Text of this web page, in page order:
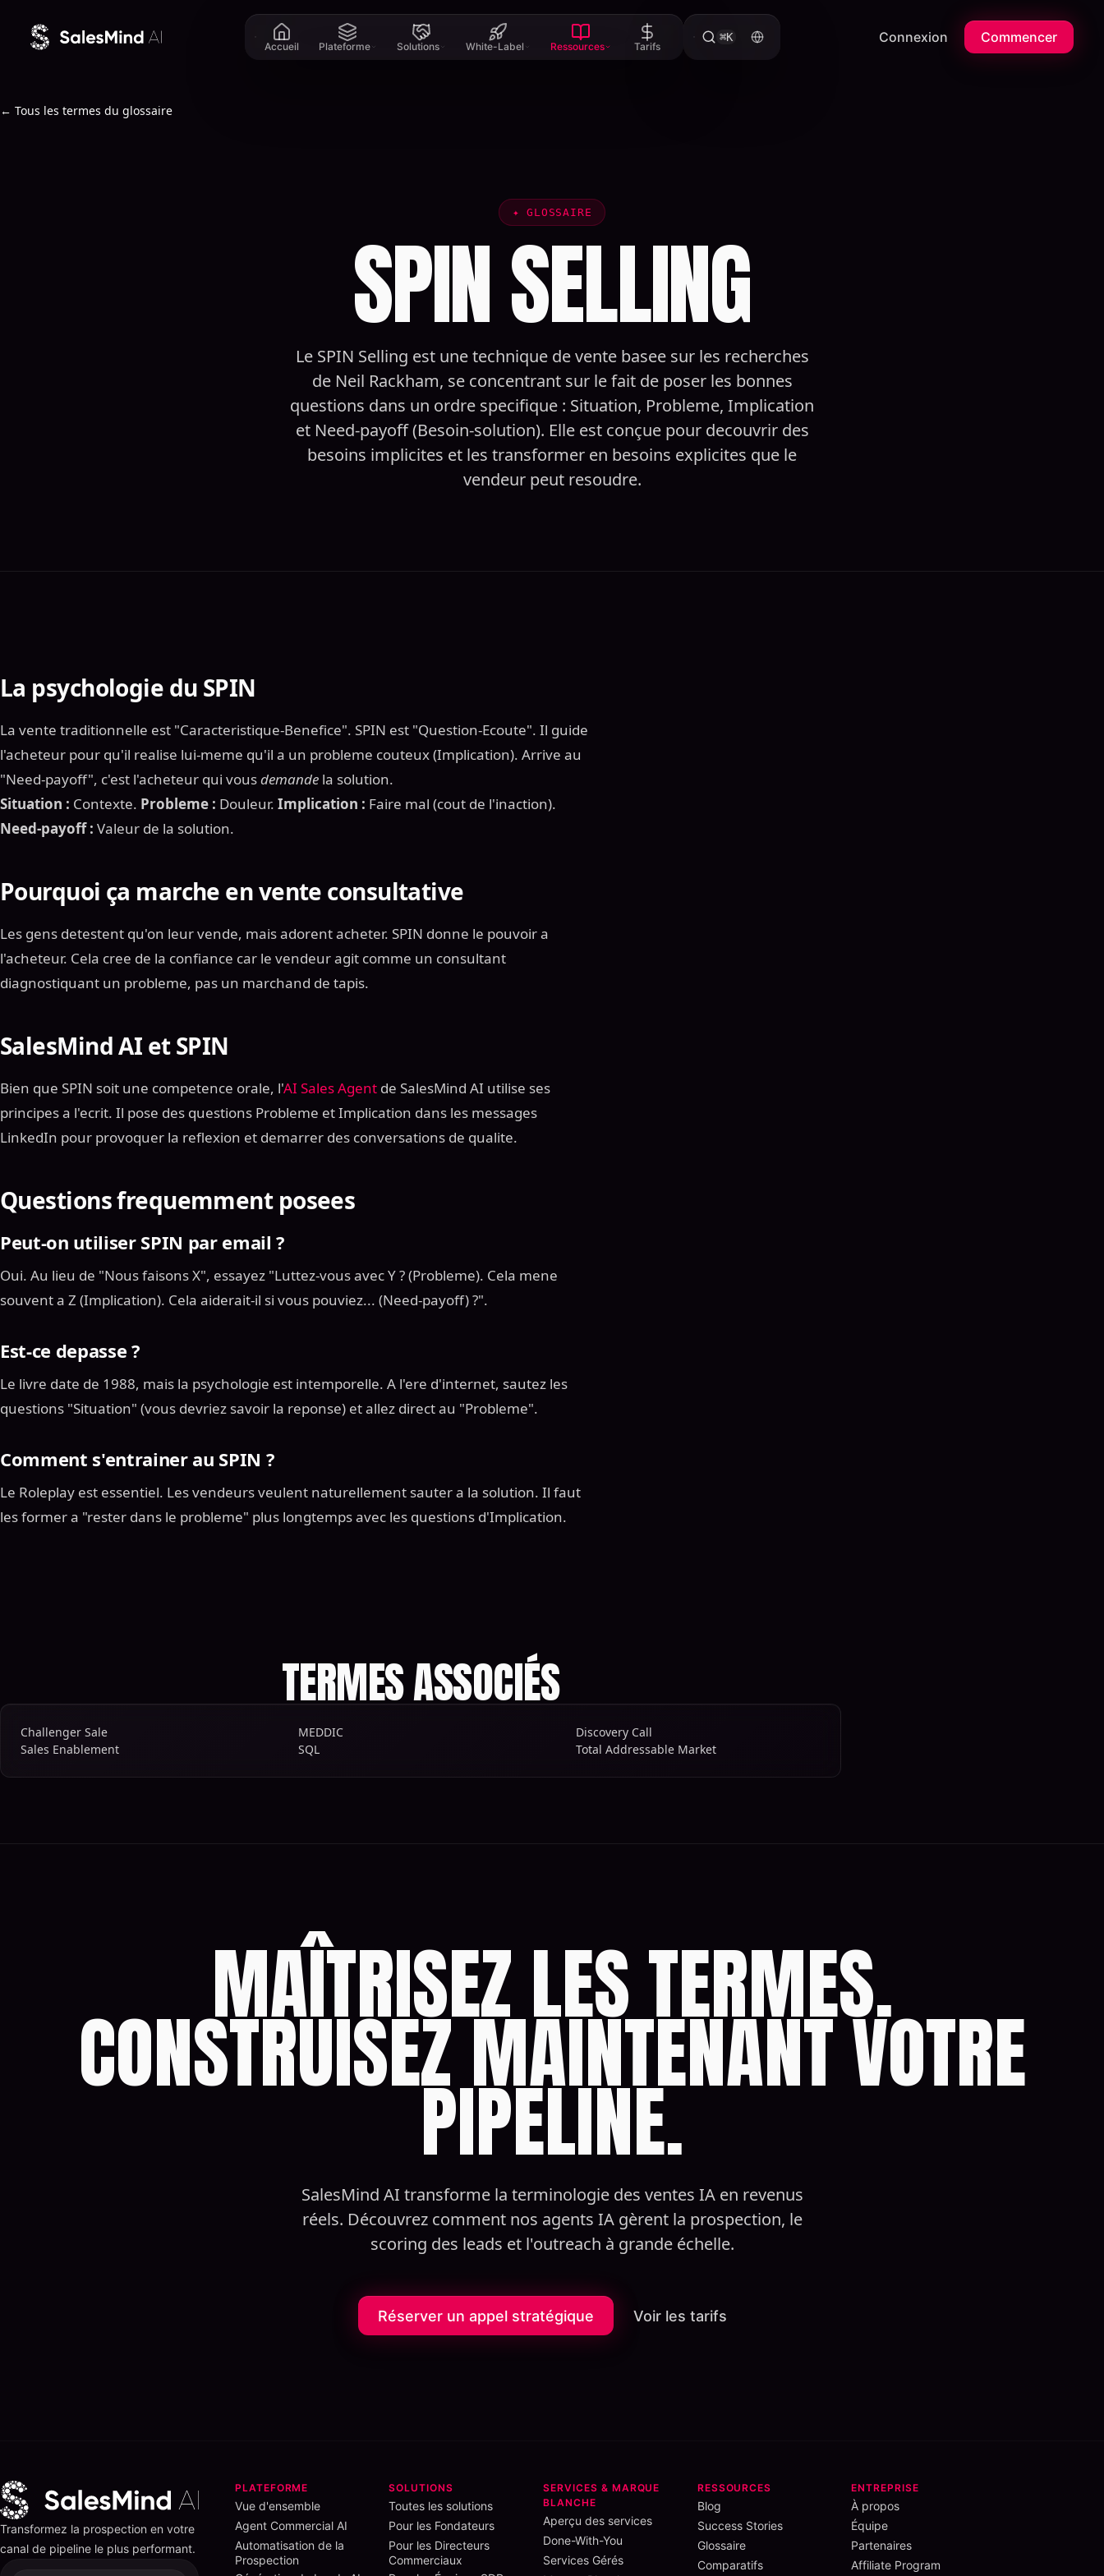
Accueil Plateforme Solutions White-Label Ressources Tarifs
⌘K Connexion Commencer
← Tous les termes du glossaire
✦GLOSSAIRE
SPIN SELLING
Le SPIN Selling est une technique de vente basee sur les recherches
de Neil Rackham, se concentrant sur le fait de poser les bonnes
questions dans un ordre specifique : Situation, Probleme, Implication
et Need-payoff (Besoin-solution). Elle est conçue pour decouvrir des
besoins implicites et les transformer en besoins explicites que le
vendeur peut resoudre.
La psychologie du SPIN
La vente traditionnelle est "Caracteristique-Benefice". SPIN est "Question-Ecoute". Il guide
l'acheteur pour qu'il realise lui-meme qu'il a un probleme couteux (Implication). Arrive au
"Need-payoff", c'est l'acheteur qui vousdemande la solution.
Situation : Contexte. Probleme : Douleur. Implication : Faire mal (cout de l'inaction).
Need-payoff : Valeur de la solution.
Pourquoi ça marche en vente consultative
Les gens detestent qu'on leur vende, mais adorent acheter. SPIN donne le pouvoir a
l'acheteur. Cela cree de la confiance car le vendeur agit comme un consultant
diagnostiquant un probleme, pas un marchand de tapis.
SalesMind AI et SPIN
Bien que SPIN soit une competence orale, l'AI Sales Agent de SalesMind AI utilise ses
principes a l'ecrit. Il pose des questions Probleme et Implication dans les messages
LinkedIn pour provoquer la reflexion et demarrer des conversations de qualite.
Questions frequemment posees
Peut-on utiliser SPIN par email ?
Oui. Au lieu de "Nous faisons X", essayez "Luttez-vous avec Y ? (Probleme). Cela mene
souvent a Z (Implication). Cela aiderait-il si vous pouviez... (Need-payoff) ?".
Est-ce depasse ?
Le livre date de 1988, mais la psychologie est intemporelle. A l'ere d'internet, sautez les
questions "Situation" (vous devriez savoir la reponse) et allez direct au "Probleme".
Comment s'entrainer au SPIN ?
Le Roleplay est essentiel. Les vendeurs veulent naturellement sauter a la solution. Il faut
les former a "rester dans le probleme" plus longtemps avec les questions d'Implication.
TERMES ASSOCIÉS
Challenger Sale MEDDIC
Discovery Call
Sales Enablement
SQL Total Addressable Market
MAÎTRISEZ LES TERMES.
CONSTRUISEZ MAINTENANT VOTRE
PIPELINE.
SalesMind AI transforme la terminologie des ventes IA en revenus
réels. Découvrez comment nos agents IA gèrent la prospection, le
scoring des leads et l'outreach à grande échelle.
Réserver un appel stratégique Voir les tarifs
Transformez la prospection en votre
canal de pipeline le plus performant.
PLATEFORME
Vue d'ensemble
Agent Commercial AI
Automatisation de la
Prospection
SOLUTIONS
Toutes les solutions
Pour les Fondateurs
Pour les Directeurs
Commerciaux
SERVICES & MARQUE
BLANCHE
Aperçu des services
Done-With-You
Services Gérés
RESSOURCES
Blog
Success Stories
Glossaire
Comparatifs
ENTREPRISE
À propos
Équipe
Partenaires
Affiliate Program